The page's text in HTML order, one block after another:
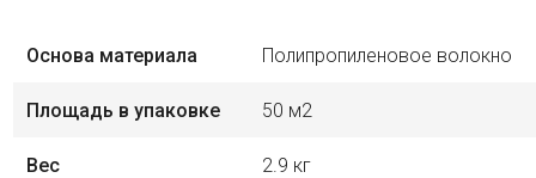
Основа материала Полипропиленовое волокно
Площадь в упаковке 50 м2
Вес 2.9 кг